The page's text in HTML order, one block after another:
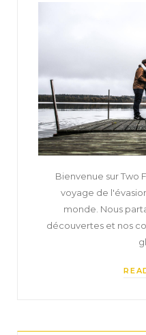
Bienvenue sur Two
voyage de
monde. Nous
découvertes et nos